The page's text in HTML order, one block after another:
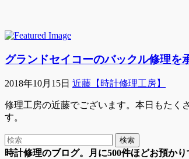
グランドセイコーのバックル修理を
2018年10月15日 近藤【時計修理工房】
修理工房の近藤でございます。本日もたく
す。
時計修理のブログ。月に500件ほどお預か